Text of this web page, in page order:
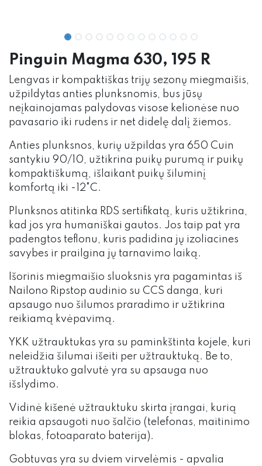
Pinguin Magma 630, 195 R
Lengvas ir kompaktiškas trijų sezonų miegmaišis,
užpildytas anties plunksnomis, bus jūsų
neįkainojamas palydovas visose kelionėse nuo
pavasario iki rudens ir net didelę dalį žiemos.
Anties plunksnos, kurių užpildas yra 650 Cuin
santykiu 90/10, užtikrina puikų purumą ir puikų
kompaktiškumą, išlaikant puikų šiluminį
komfortą iki -12°C.
Plunksnos atitinka RDS sertifikatą, kuris užtikrina,
kad jos yra humaniškai gautos. Jos taip pat yra
padengtos teflonu, kuris padidina jų izoliacines
savybes ir prailgina jų tarnavimo laiką.
Išorinis miegmaišio sluoksnis yra pagamintas iš
Nailono Ripstop audinio su CCS danga, kuri
apsaugo nuo šilumos praradimo ir užtikrina
reikiamą kvėpavimą.
YKK užtrauktukas yra su paminkštinta kojele, kuri
neleidžia šilumai išeiti per užtrauktuką. Be to,
užtrauktuko galvutė yra su apsauga nuo
išslydimo.
Vidinė kišenė užtrauktuku skirta įrangai, kurią
reikia apsaugoti nuo šalčio (telefonas, maitinimo
blokas, fotoaparato baterija).
Gobtuvas yra su dviem virvelėmis - apvalia